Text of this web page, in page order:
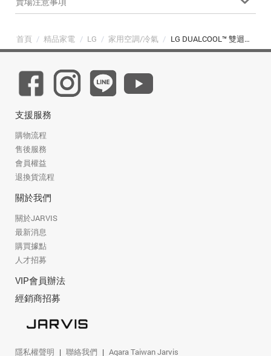
首頁 / 精品家電 / LG / 家用空調/冷氣 / LG DUALCOOL™ 雙迴轉變頻分離式空調｜冷暖｜11-14 坪 (LS-83DHP/LSU83DHP)
支援服務
購物流程
售後服務
會員權益
退換貨流程
關於我們
關於JARVIS
最新消息
購買據點
人才招募
VIP會員辦法
經銷商招募
隱私權聲明 聯絡我們 Aqara Taiwan Jarvis